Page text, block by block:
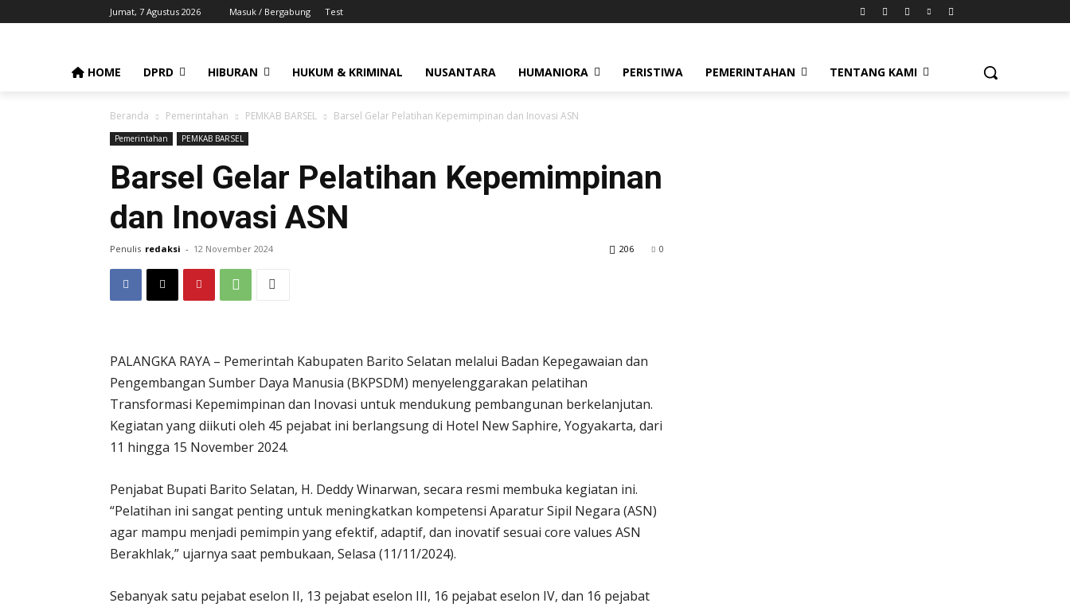
Jumat, 7 Agustus 2026 Masuk / Bergabung Test
HOME DPRD HIBURAN HUKUM & KRIMINAL NUSANTARA HUMANIORA PERISTIWA PEMERINTAHAN TENTANG KAMI
Beranda Pemerintahan PEMKAB BARSEL Barsel Gelar Pelatihan Kepemimpinan dan Inovasi ASN
Pemerintahan PEMKAB BARSEL
Barsel Gelar Pelatihan Kepemimpinan
dan Inovasi ASN
Penulis redaksi - 12 November 2024 0
206
PALANGKA RAYA – Pemerintah Kabupaten Barito Selatan melalui Badan Kepegawaian dan
Pengembangan Sumber Daya Manusia (BKPSDM) menyelenggarakan pelatihan
Transformasi Kepemimpinan dan Inovasi untuk mendukung pembangunan berkelanjutan.
Kegiatan yang diikuti oleh 45 pejabat ini berlangsung di Hotel New Saphire, Yogyakarta, dari
11 hingga 15 November 2024.
Penjabat Bupati Barito Selatan, H. Deddy Winarwan, secara resmi membuka kegiatan ini.
“Pelatihan ini sangat penting untuk meningkatkan kompetensi Aparatur Sipil Negara (ASN)
agar mampu menjadi pemimpin yang efektif, adaptif, dan inovatif sesuai core values ASN
Berakhlak,” ujarnya saat pembukaan, Selasa (11/11/2024).
Sebanyak satu pejabat eselon II, 13 pejabat eselon III, 16 pejabat eselon IV, dan 16 pejabat